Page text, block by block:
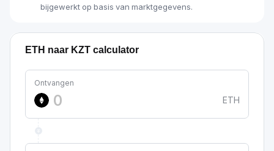
bijgewerkt op basis van marktgegevens.
ETH naar KZT calculator
Ontvangen
ETH